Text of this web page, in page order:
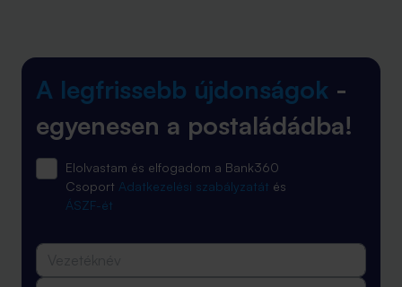
A legfrissebb újdonságok -
egyenesen a postaládádba!
Elolvastam és elfogadom a Bank360
Csoport Adatkezelési szabályzatát és
ÁSZF-ét